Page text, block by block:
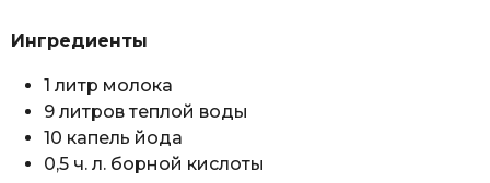
Ингредиенты
1 литр молока
9 литров теплой воды
10 капель йода
0,5 ч. л. борной кислоты